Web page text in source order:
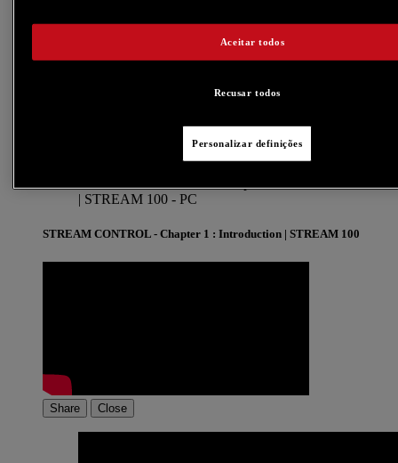
| STREAM 100 - PC
STREAM CONTROL - Chapter 1 : Introduction | STREAM 100
Share Close
Recusar todos
Aceitar todos
Personalizar definições